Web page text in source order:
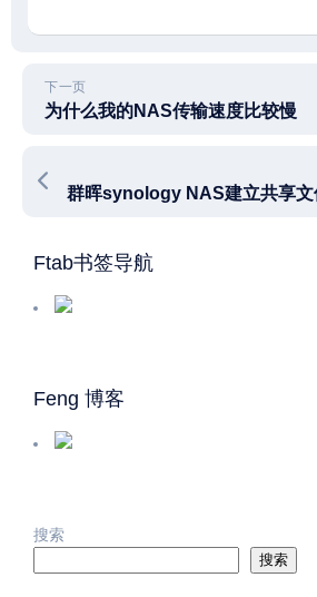
下一页
为什么我的NAS传输速度比较慢
Ftab书签导航
Feng 博客
搜索
搜索